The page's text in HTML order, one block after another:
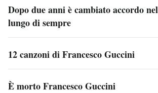
Dopo due anni è cambiato accordo
lungo di sempre
12 canzoni di Francesco Guccini
È morto Francesco Guccini